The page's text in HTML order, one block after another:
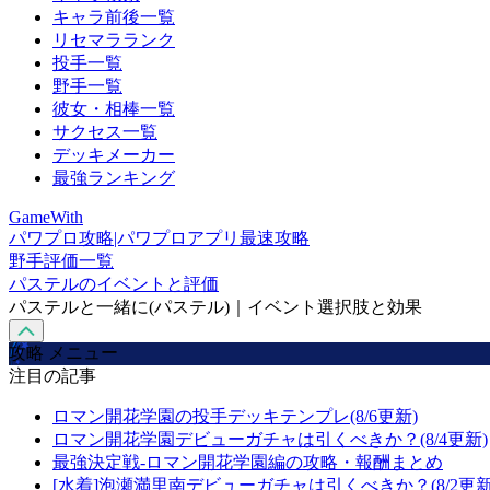
キャラ前後一覧
リセマラランク
投手一覧
野手一覧
彼女・相棒一覧
サクセス一覧
デッキメーカー
最強ランキング
GameWith
パワプロ攻略|パワプロアプリ最速攻略
野手評価一覧
パステルのイベントと評価
パステルと一緒に(パステル)｜イベント選択肢と効果
攻略 メニュー
注目の記事
ロマン開花学園の投手デッキテンプレ(8/6更新)
ロマン開花学園デビューガチャは引くべきか？(8/4更新)
最強決定戦-ロマン開花学園編の攻略・報酬まとめ
[水着]泡瀬満里南デビューガチャは引くべきか？(8/2更